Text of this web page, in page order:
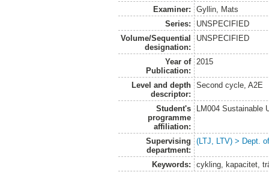
Examiner:
Gyllin, Mats
Series:
UNSPECIFIED
Volume/Sequential
designation:
UNSPECIFIED
Year of
Publication:
2015
Level and depth
descriptor:
Second cycle, A2E
Student's
programme
affiliation:
LM004 Sustainable
Supervising
department:
(LTJ, LTV) > Dept.
Keywords:
cykling, kapacitet,